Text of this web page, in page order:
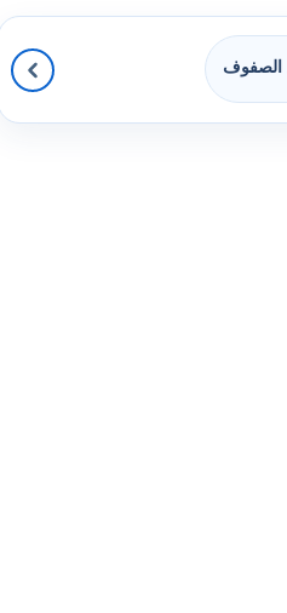
الصفوف